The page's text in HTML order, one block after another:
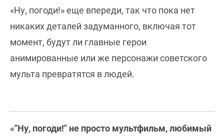
«Ну, погоди!» еще впереди, так что пока нет
никаких деталей задуманного, включая тот
момент, будут ли главные герои
анимированные или же персонажи советского
мульта превратятся в людей.
«"Ну, погоди!" не просто мультфильм, любимый